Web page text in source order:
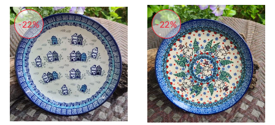
-22% -22%